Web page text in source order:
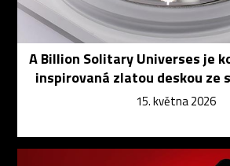
A Billion Solitary Universes je
inspirovaná zlatou deskou ze
15. května 2026